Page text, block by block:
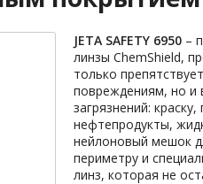
JETA SAFETY 6950 –
линзы ChemShield,
только
повреждениям, но и
загрязнений:
нефтепродукты,
нейлоновый мешок
периметру и
линз, которая не